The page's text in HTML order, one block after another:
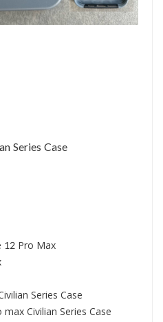
Series Case
12 Pro Max
Series Case
Civilian Series Case